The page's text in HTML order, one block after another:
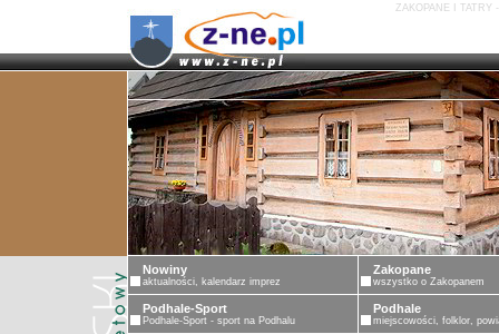
ZAKOPANE I TATRY
Nowiny
aktualności, kalendarz imprez
Zakopane
wszystko o Zakopanem
Podhale-Sport
Podhale-Sport - sport na Podhalu
Podhale
miejscowości, folklor,